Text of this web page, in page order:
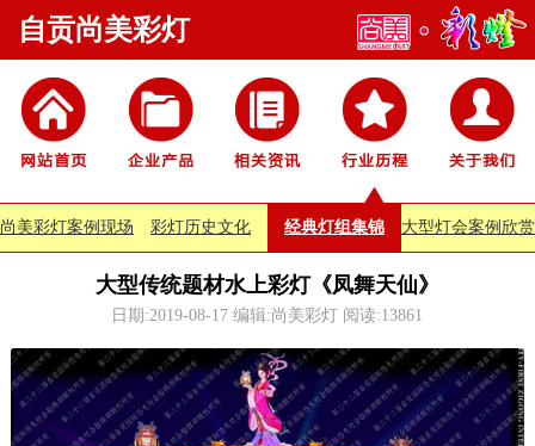
自贡尚美彩灯
尚美彩灯案例现场 彩灯历史文化 经典灯组集锦 大型灯会案例欣赏
大型传统题材水上彩灯《凤舞天仙》
日期:2019-08-17 编辑:尚美彩灯 阅读:13861